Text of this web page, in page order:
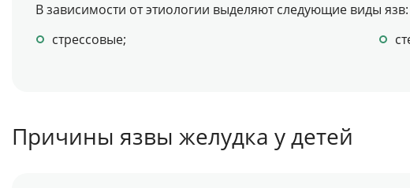
В зависимости от этиологии выделяют следующие виды язв:
стрессовые;
Причины язвы желудка у детей